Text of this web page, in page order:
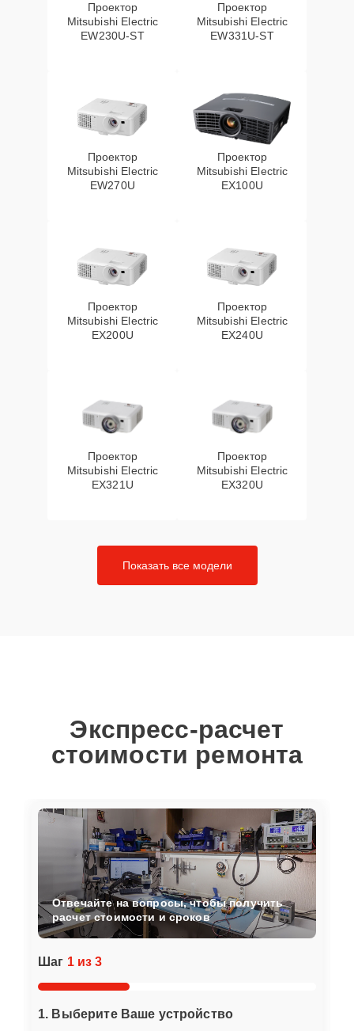
Проектор
Mitsubishi Electric
EW230U-ST
Проектор
Mitsubishi Electric
EW331U-ST
Проектор
Mitsubishi Electric
EW270U
Проектор
Mitsubishi Electric
EX100U
Проектор
Mitsubishi Electric
EX200U
Проектор
Mitsubishi Electric
EX240U
Проектор
Mitsubishi Electric
EX321U
Проектор
Mitsubishi Electric
EX320U
Показать все модели
Экспресс-расчет
стоимости ремонта
Шаг 1 из 3
1. Выберите Ваше устройство
Отвечайте на вопросы, чтобы получить
расчет стоимости и сроков